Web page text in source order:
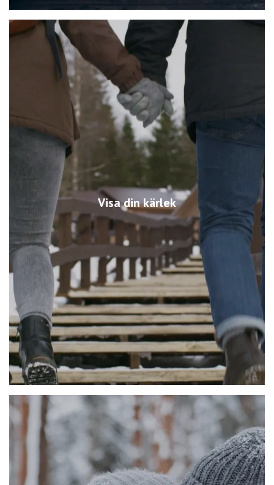
Visa din kärlek